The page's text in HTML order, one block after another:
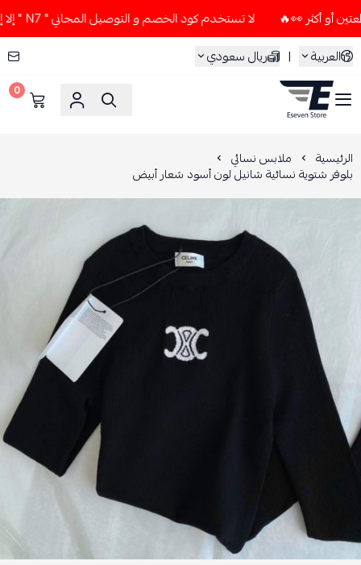
لا تستخدم كود الخصم و التوصيل المجاني " N7 " إلا إذا طلبت قطعتين أو أكثر 👀🔥
العربية
| ريال سعودي
ESEVEN STORE
0
الرئيسية ملابس نسائي
بلوفر شتوية نسائية شانيل لون أسود شعار أبيض